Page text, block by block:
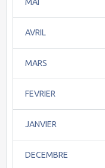
AVRIL
MARS
FEVRIER
JANVIER
DECEMBRE